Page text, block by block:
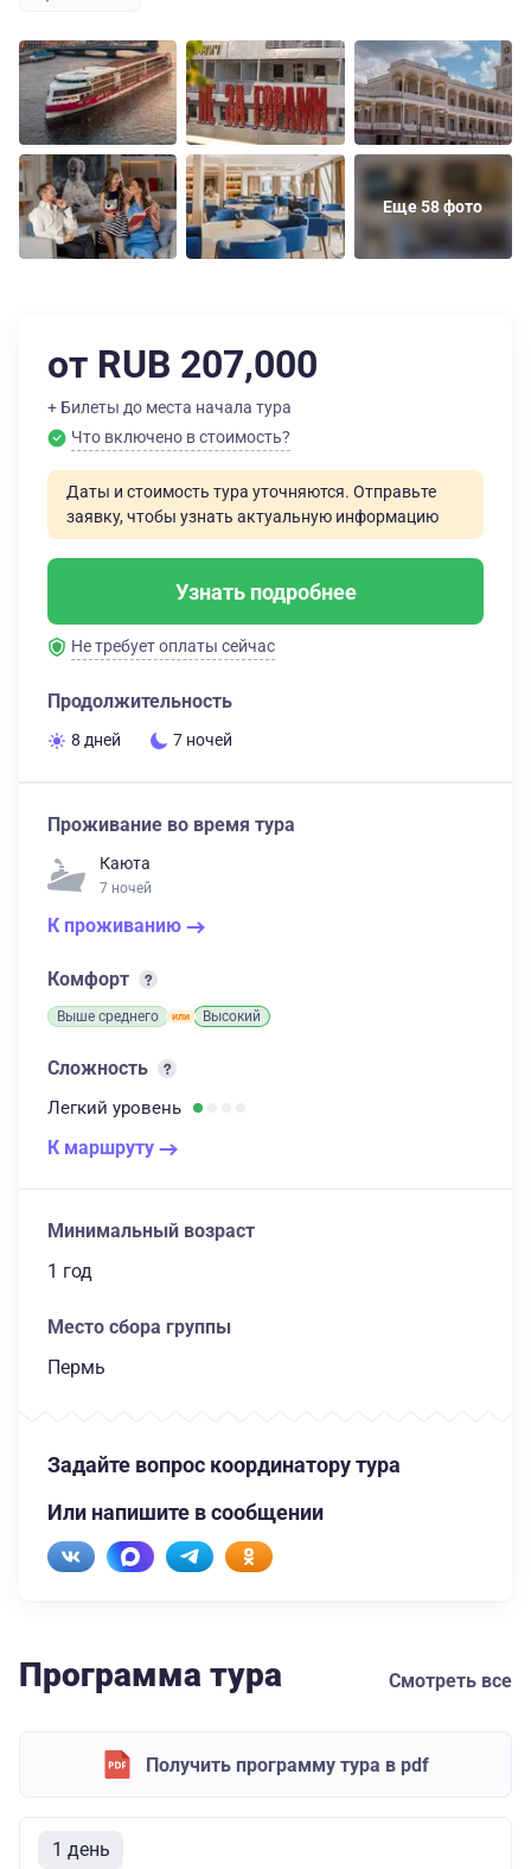
Еще 58 фото
от RUB 207,000
+ Билеты до места начала тура
Что включено в стоимость?
Даты и стоимость тура уточняются. Отправьте
заявку, чтобы узнать актуальную информацию
Узнать подробнее
Не требует оплаты сейчас
Продолжительность
8 дней 7 ночей
Проживание во время тура
Каюта
7 ночей
К проживанию
Комфорт
Выше среднего Высокий
Сложность
Легкий уровень
К маршруту
Минимальный возраст
1 год
Место сбора группы
Пермь
Задайте вопрос координатору тура
Или напишите в сообщении
Программа тура Смотреть все
Получить программу тура в pdf
1 день